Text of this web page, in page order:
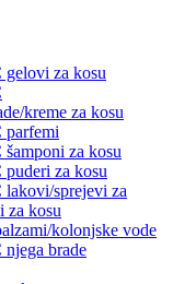
za kosu
kreme za kosu
za kosu
za kosu
sprejevi za
za kosu
kolonjske vode
brade